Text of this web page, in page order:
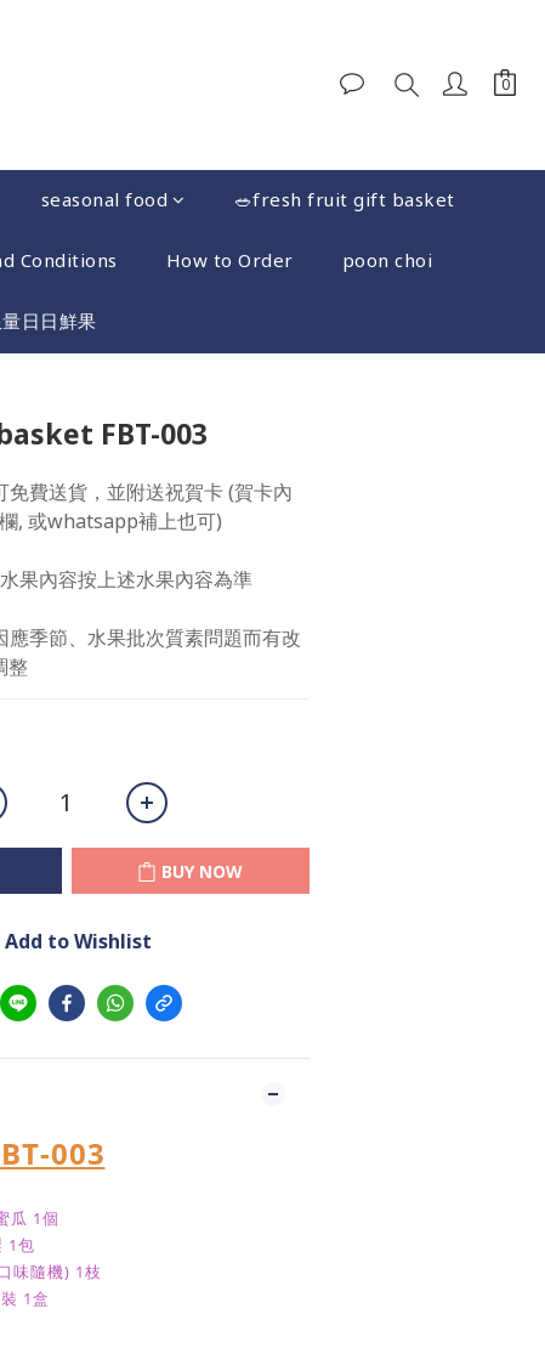
seasonal food 🥗fresh fruit gift basket
Conditions How to Order poon choi
日日鮮果
FBT-003
費送貨，並附送祝賀卡 (賀卡內
, 或whatsapp補上也可)
果內容按上述水果內容為準
季節、水果批次質素問題而有改
整
BUY NOW
Add to Wishlist
003
瓜 1個
1包
味隨機) 1枝
1盒